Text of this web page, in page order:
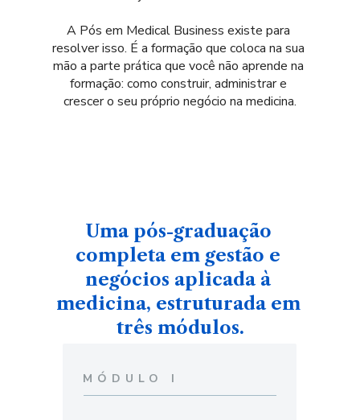
A Pós em Medical Business existe para
resolver isso. É a formação que coloca na sua
mão a parte prática que você não aprende na
formação: como construir, administrar e
crescer o seu próprio negócio na medicina.
Uma pós-graduação
completa em gestão e
negócios aplicada à
medicina, estruturada em
três módulos.
MÓDULO I